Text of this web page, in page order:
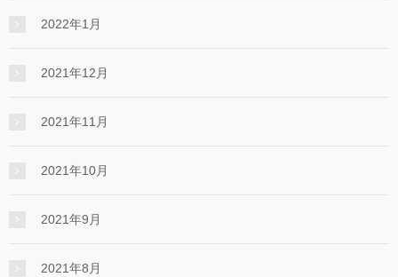
2022年1月
2021年12月
2021年11月
2021年10月
2021年9月
2021年8月